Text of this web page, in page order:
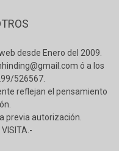
desde Enero del 2009.
ó a los
526567.
reflejan el pensamiento
previa autorización.